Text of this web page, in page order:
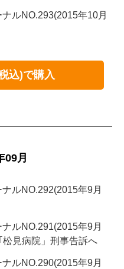
ルNO.293(2015年10月
込)で購入
09月
ルNO.292(2015年9月
ルNO.291(2015年9月
見病院」刑事告訴へ
ルNO.290(2015年9月